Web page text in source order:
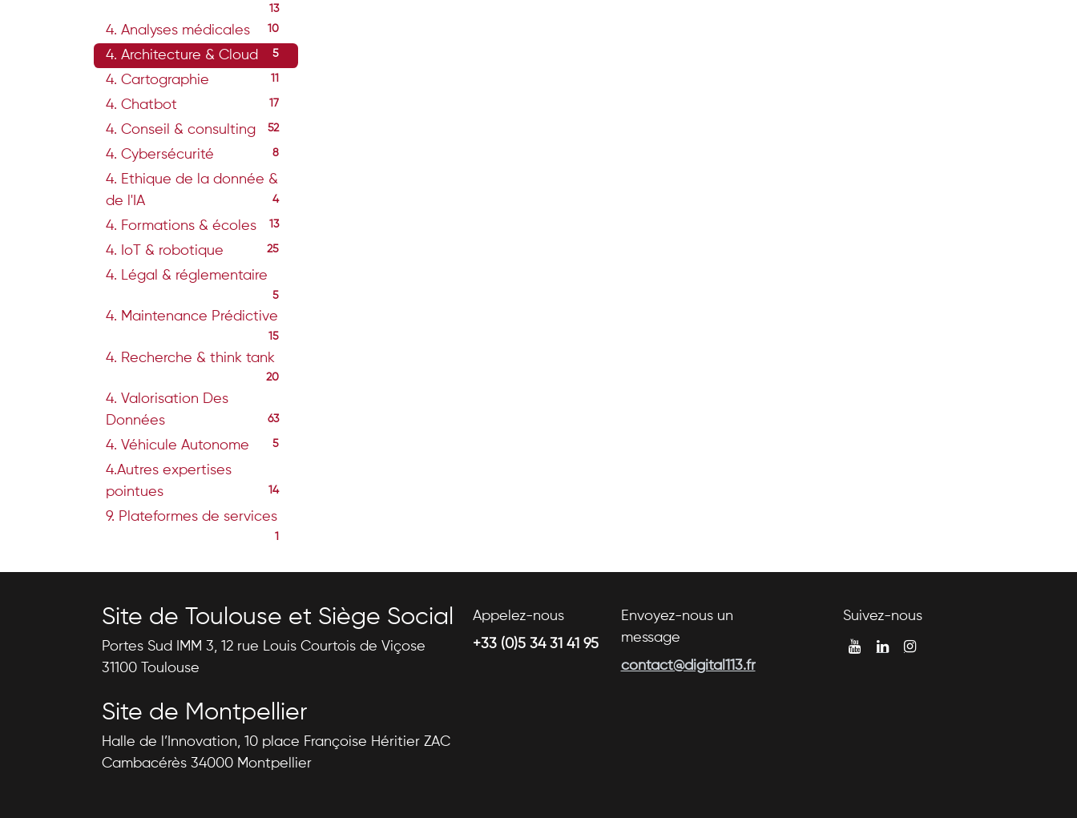
13
4. Analyses médicales 10
4. Architecture & Cloud 5
4. Cartographie 11
4. Chatbot 17
4. Conseil & consulting 52
4. Cybersécurité 8
4. Ethique de la donnée &
de l'IA
4
4. Formations & écoles 13
4. IoT & robotique 25
4. Légal & réglementaire
5
4. Maintenance Prédictive
15
4. Recherche & think tank
20
4. Valorisation Des
Données
63
4. Véhicule Autonome 5
4.Autres expertises
pointues
14
9. Plateformes de services
1
Site de Toulouse et Siège Social
Portes Sud IMM 3, 12 rue Louis Courtois de Viçose
31100 Toulouse
Site de Montpellier
Halle de l’Innovation, 10 place Françoise Héritier ZAC
Cambacérès 34000 Montpellier
Appelez-nous
+33 (0)5 34 31 41 95
Envoyez-nous un
message
contact@digital113.fr
Suivez-nous